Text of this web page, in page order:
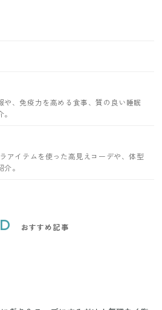
や、免疫力を高める食事、質の良い睡眠
アイテムを使った高見えコーデや、体型
。
おすすめ記事